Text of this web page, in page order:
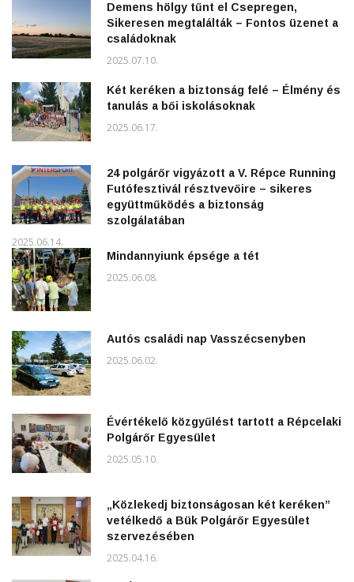
Demens hölgy tűnt el Csepregen,
Sikeresen megtalálták – Fontos üzenet a
családoknak
2025.07.10.
Két keréken a biztonság felé – Élmény és
tanulás a bői iskolásoknak
2025.06.17.
24 polgárőr vigyázott a V. Répce Running
Futófesztivál résztvevőire – sikeres
együttműködés a biztonság
szolgálatában
2025.06.14.
Mindannyiunk épsége a tét
2025.06.08.
Autós családi nap Vasszécsenyben
2025.06.02.
Évértékelő közgyűlést tartott a Répcelaki
Polgárőr Egyesület
2025.05.10.
„Közlekedj biztonságosan két keréken”
vetélkedő a Bük Polgárőr Egyesület
szervezésében
2025.04.16.